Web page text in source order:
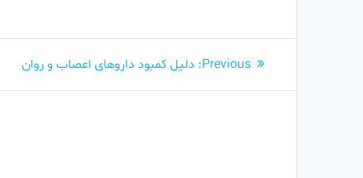
راهبری
نوشته
Previous:
Previous
دلیل کمبود داروهای اعصاب و روان